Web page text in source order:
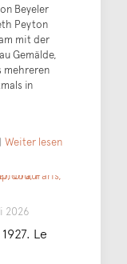
Beyeler
Peyton
mit der
Gemälde,
mehreren
in
Weiter lesen
2026
Le